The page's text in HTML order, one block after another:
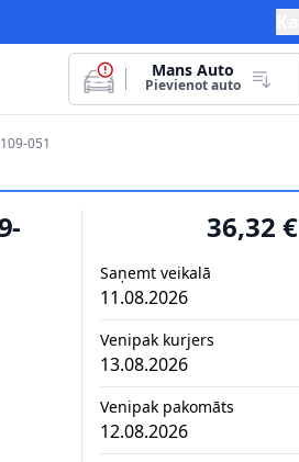
Mans Auto
Pievienot auto
051
36,32 €
Saņemt veikalā
11.08.2026
Venipak kurjers
13.08.2026
Venipak pakomāts
12.08.2026